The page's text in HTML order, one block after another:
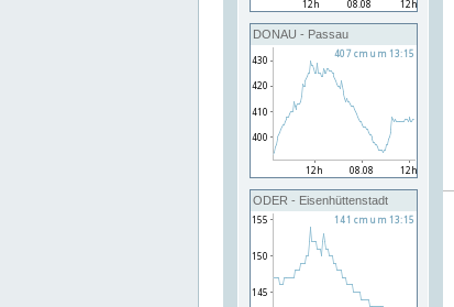
DONAU - Passau
ODER - Eisenhüttenstadt